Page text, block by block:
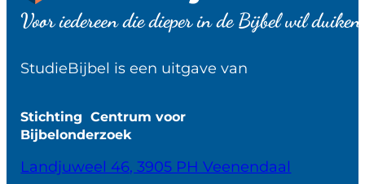
Voor iedereen die dieper in de Bijbel wil
StudieBijbel is een uitgave van
Stichting Centrum voor
Bijbelonderzoek
Landjuweel 46, 3905 PH Veenendaal